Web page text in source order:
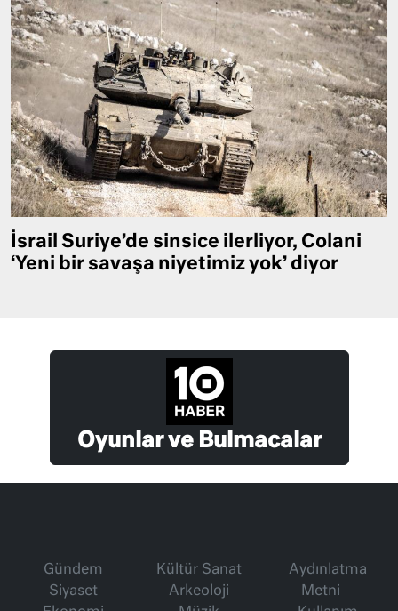
İsrail Suriye’de sinsice ilerliyor, Colani
‘Yeni bir savaşa niyetimiz yok’ diyor
Oyunlar ve Bulmacalar
Gündem
Siyaset
Kültür Sanat
Arkeoloji
Aydınlatma
Metni